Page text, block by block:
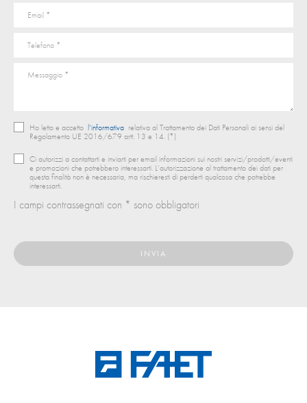
Ho letto e accetto l’informativa relativa al Trattamento dei Dati Personali ai sensi del
Regolamento UE 2016/679 artt. 13 e 14. (*)
Ci autorizzi a contattarti e inviarti per email informazioni sui nostri servizi/prodotti/eventi
e promozioni che potrebbero interessarti. L’autorizzazione al trattamento dei dati per
questa finalità non è necessaria, ma rischieresti di perderti qualcosa che potrebbe
interessarti.
I campi contrassegnati con * sono obbligatori